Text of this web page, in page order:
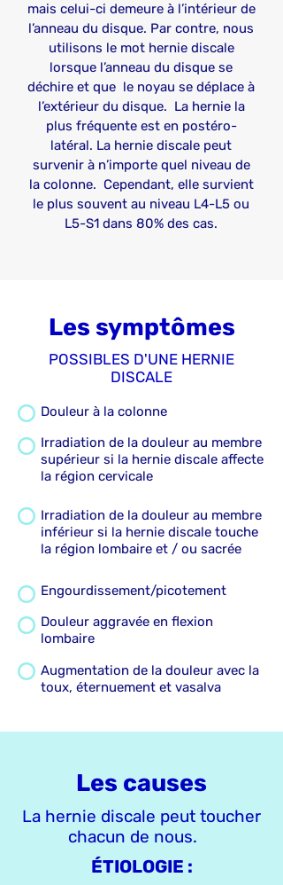
mais celui-ci demeure à l’intérieur de
l’anneau du disque. Par contre, nous
utilisons le mot hernie discale
lorsque l’anneau du disque se
déchire et que le noyau se déplace à
l’extérieur du disque. La hernie la
plus fréquente est en postéro-
latéral. La hernie discale peut
survenir à n’importe quel niveau de
la colonne. Cependant, elle survient
le plus souvent au niveau L4-L5 ou
L5-S1 dans 80% des cas.
Les symptômes
POSSIBLES D'UNE HERNIE
DISCALE
Douleur à la colonne
Irradiation de la douleur au membre
supérieur si la hernie discale affecte
la région cervicale
Irradiation de la douleur au membre
inférieur si la hernie discale touche
la région lombaire et / ou sacrée
Engourdissement/picotement
Douleur aggravée en flexion
lombaire
Augmentation de la douleur avec la
toux, éternuement et vasalva
Les causes
La hernie discale peut toucher
chacun de nous.
ÉTIOLOGIE :